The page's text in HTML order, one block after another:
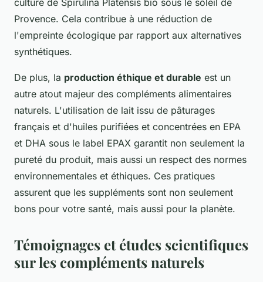
Provence. Cela contribue à une réduction de
l'empreinte écologique par rapport aux alternatives
synthétiques.
De plus, la production éthique et durable est un
autre atout majeur des compléments alimentaires
naturels. L'utilisation de lait issu de pâturages
français et d'huiles purifiées et concentrées en EPA
et DHA sous le label EPAX garantit non seulement la
pureté du produit, mais aussi un respect des normes
environnementales et éthiques. Ces pratiques
assurent que les suppléments sont non seulement
bons pour votre santé, mais aussi pour la planète.
Témoignages et études scientifiques
sur les compléments naturels